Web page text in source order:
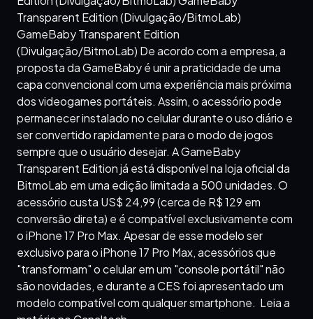
Transparent Edition (Divulgação/BitmoLab)
GameBaby Transparent Edition
(Divulgação/BitmoLab) De acordo com a empresa, a
proposta da GameBaby é unir a praticidade de uma
capa convencional com uma experiência mais próxima
dos videogames portáteis. Assim, o acessório pode
permanecer instalado no celular durante o uso diário e
ser convertido rapidamente para o modo de jogos
sempre que o usuário desejar. A GameBaby
Transparent Edition já está disponível na loja oficial da
BitmoLab em uma edição limitada a 500 unidades. O
acessório custa US$ 24,99 (cerca de R$ 129 em
conversão direta) e é compatível exclusivamente com
o iPhone 17 Pro Max. Apesar de esse modelo ser
exclusivo para o iPhone 17 Pro Max, acessórios que
"transformam" o celular em um "console portátil" não
são novidades, e durante a CES foi apresentado um
modelo compatível com qualquer smartphone. Leia a